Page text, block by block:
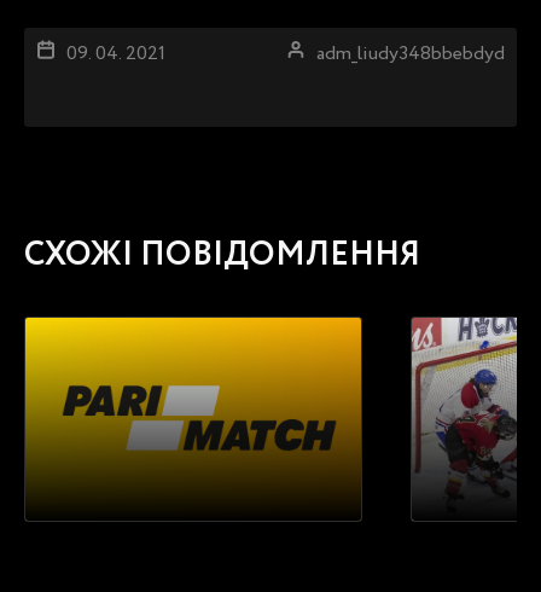
09. 04. 2021 adm_liudy348bbebdyd
СХОЖІ ПОВІДОМЛЕННЯ